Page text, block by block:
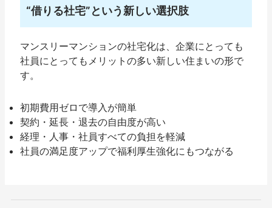
“借りる社宅”という新しい選択肢
マンスリーマンションの社宅化は、企業にとっても
社員にとってもメリットの多い新しい住まいの形で
す。
初期費用ゼロで導入が簡単
契約・延長・退去の自由度が高い
経理・人事・社員すべての負担を軽減
社員の満足度アップで福利厚生強化にもつながる